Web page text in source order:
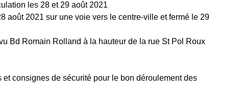
les 28 et 29 août 2021
août 2021 sur une voie vers le centre-ville et fermé le 29
Bd Romain Rolland à la hauteur de la rue St Pol Roux
consignes de sécurité pour le bon déroulement des